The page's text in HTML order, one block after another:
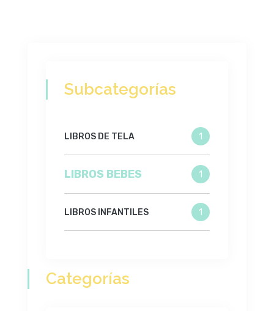
Subcategorías
LIBROS DE TELA 1
LIBROS BEBES 1
LIBROS INFANTILES 1
Categorías